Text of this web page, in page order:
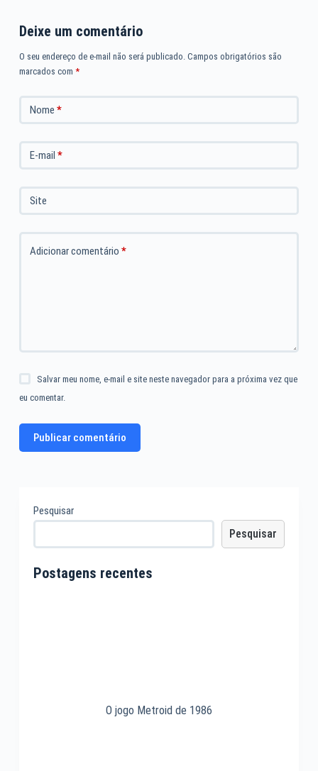
Deixe um comentário
O seu endereço de e-mail não será publicado. Campos obrigatórios são
marcados com *
Nome *
E-mail *
Site
Adicionar comentário *
Salvar meu nome, e-mail e site neste navegador para a próxima vez que
eu comentar.
Publicar comentário
Pesquisar
Pesquisar
Postagens recentes
O jogo Metroid de 1986